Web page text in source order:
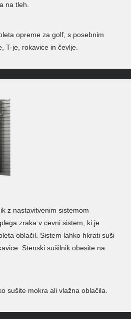
na tleh.
opreme za golf, s posebnim
T-je, rokavice in čevlje.
z nastavitvenim sistemom
zraka v cevni sistem, ki je
oblačil. Sistem lahko hkrati suši
Stenski sušilnik obesite na
sušite mokra ali vlažna oblačila.